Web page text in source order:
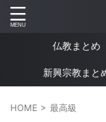
仏教まとめ
新興宗教まと
HOME > 最高級